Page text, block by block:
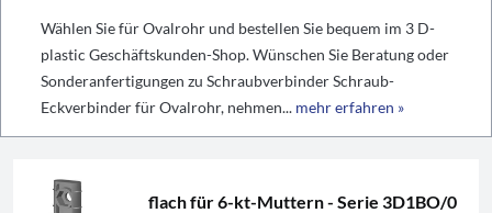
Wählen Sie für Ovalrohr und bestellen Sie bequem im 3 D-
plastic Geschäftskunden-Shop. Wünschen Sie Beratung oder
Sonderanfertigungen zu Schraubverbinder Schraub-
Eckverbinder für Ovalrohr, nehmen... mehr erfahren »
flach für 6-kt-Muttern - Serie 3D1BO/0